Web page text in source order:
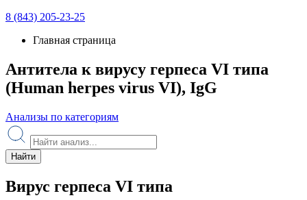
8 (843) 205-23-25
Главная страница
Антитела к вирусу герпеса VI типа
(Human herpes virus VI), IgG
Анализы по категориям
Найти
Вирус герпеса VI типа